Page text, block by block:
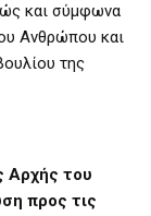
και σύμφωνα
Ανθρώπου και
της
Αρχής του
προς τις